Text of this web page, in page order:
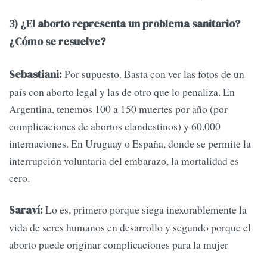
3) ¿El aborto representa un problema sanitario?
¿Cómo se resuelve?
Sebastiani:Por supuesto. Basta con ver las fotos de un
país con aborto legal y las de otro que lo penaliza. En
Argentina, tenemos 100 a 150 muertes por año (por
complicaciones de abortos clandestinos) y 60.000
internaciones. En Uruguay o España, donde se permite la
interrupción voluntaria del embarazo, la mortalidad es
cero.
Saraví:Lo es, primero porque siega inexorablemente la
vida de seres humanos en desarrollo y segundo porque el
aborto puede originar complicaciones para la mujer